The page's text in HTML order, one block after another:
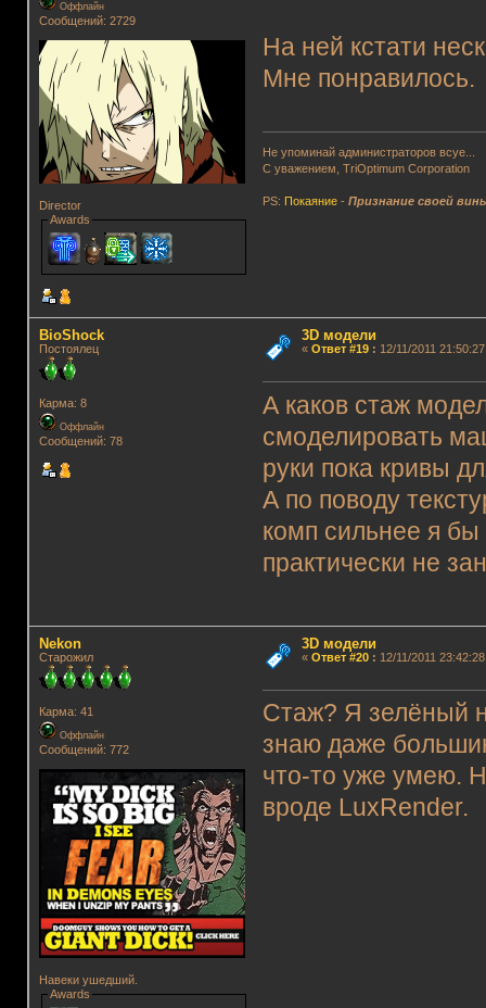
Оффлайн
Сообщений: 2729
Director
Awards
На ней кстати
Мне понравилось.
Не упоминай администраторов всуе...
С уважением, TriOptimum Corporation
PS: Покаяние -Признание своей
BioShock
Постоялец
Карма: 8
Оффлайн
Сообщений: 78
3D модели
« Ответ #19: 12/11/2011
А каков стаж
смоделировать
руки пока кривы
А по поводу
комп сильнее я
практически не
Nekon
Старожил
Карма: 41
Оффлайн
Сообщений: 772
Навеки ушедший.
Awards
3D модели
« Ответ #20: 12/11/2011
Стаж? Я зелёный
знаю даже
что-то уже умею.
вроде LuxRender.